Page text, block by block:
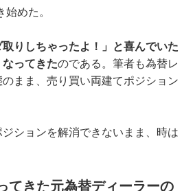
めた。
取りしちゃったよ！」と喜んでいた
ってきたのである。筆者も為替レ
まま、売り買い両建てポジション
ションを解消できないまま、時は
てきた元為替ディーラーの